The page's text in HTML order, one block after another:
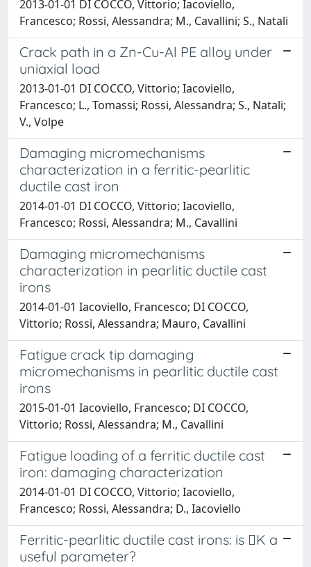
2013-01-01 DI COCCO, Vittorio; Iacoviello,
Francesco; Rossi, Alessandra; M., Cavallini; S., Natali
Crack path in a Zn-Cu-Al PE alloy under
uniaxial load
2013-01-01 DI COCCO, Vittorio; Iacoviello,
Francesco; L., Tomassi; Rossi, Alessandra; S., Natali;
V., Volpe
Damaging micromechanisms
characterization in a ferritic-pearlitic
ductile cast iron
2014-01-01 DI COCCO, Vittorio; Iacoviello,
Francesco; Rossi, Alessandra; M., Cavallini
Damaging micromechanisms
characterization in pearlitic ductile cast
irons
2014-01-01 Iacoviello, Francesco; DI COCCO,
Vittorio; Rossi, Alessandra; Mauro, Cavallini
Fatigue crack tip damaging
micromechanisms in pearlitic ductile cast
irons
2015-01-01 Iacoviello, Francesco; DI COCCO,
Vittorio; Rossi, Alessandra; M., Cavallini
Fatigue loading of a ferritic ductile cast
iron: damaging characterization
2014-01-01 DI COCCO, Vittorio; Iacoviello,
Francesco; Rossi, Alessandra; D., Iacoviello
Ferritic-pearlitic ductile cast irons: is K a
useful parameter?